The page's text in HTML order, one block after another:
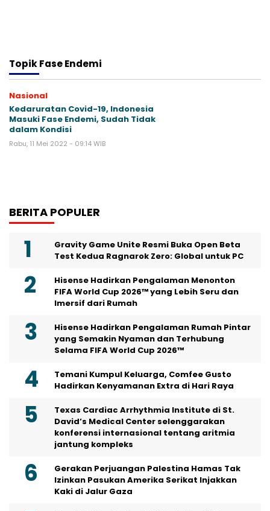
TopikFase Endemi
Nasional
Kedaruratan Covid-19, Indonesia
Masuki Fase Endemi, Sudah Tidak
dalam Kondisi
Rabu, 11 Mei 2022 - 09:14 WIB
BERITA POPULER
Gravity Game Unite Resmi Buka Open Beta
Test Kedua Ragnarok Zero: Global untuk PC
Hisense Hadirkan Pengalaman Menonton
FIFA World Cup 2026™ yang Lebih Seru dan
Imersif dari Rumah
Hisense Hadirkan Pengalaman Rumah Pintar
yang Semakin Nyaman dan Terhubung
Selama FIFA World Cup 2026™
Temani Kumpul Keluarga, Comfee Gusto
Hadirkan Kenyamanan Extra di Hari Raya
Texas Cardiac Arrhythmia Institute di St.
David’s Medical Center selenggarakan
konferensi internasional tentang aritmia
jantung kompleks
Gerakan Perjuangan Palestina Hamas Tak
Izinkan Pasukan Amerika Serikat Injakkan
Kaki di Jalur Gaza